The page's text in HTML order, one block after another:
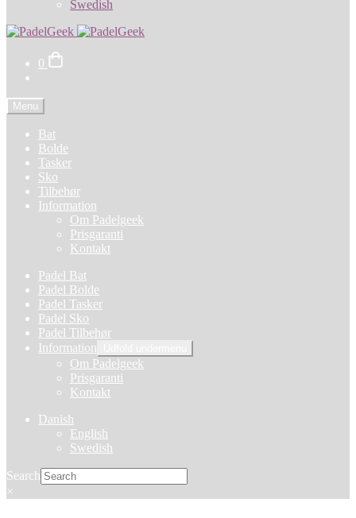
Swedish
0
Menu
Bat
Bolde
Tasker
Sko
Tilbehør
Information
Om Padelgeek
Prisgaranti
Kontakt
Padel Bat
Padel Bolde
Padel Tasker
Padel Sko
Padel Tilbehør
Information
Om Padelgeek
Prisgaranti
Kontakt
Danish
English
Swedish
Search
×